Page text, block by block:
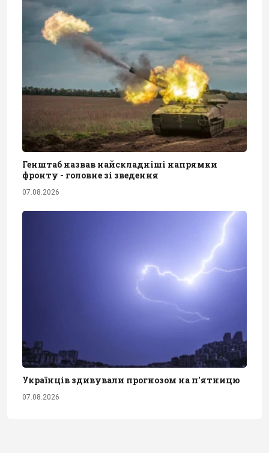
Генштаб назвав найскладніші напрямки
фронту - головне зі зведення
07.08.2026
Українців здивували прогнозом на п'ятницю
07.08.2026